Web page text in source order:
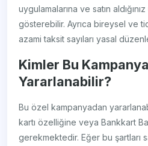
uygulamalarına ve satın
gösterebilir. Ayrıca bireysel ve
azami taksit sayıları yasal
Kimler Bu
Yararlanabilir?
Bu özel kampanyadan
kartı özelliğine veya Bankkart
gerekmektedir. Eğer bu şartları